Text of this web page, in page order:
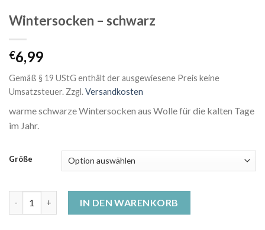
Wintersocken – schwarz
€6,99
Gemäß § 19 UStG enthält der ausgewiesene Preis keine
Umsatzsteuer. Zzgl.Versandkosten
warme schwarze Wintersocken aus Wolle für die kalten Tage
im Jahr.
Größe
IN DEN WARENKORB